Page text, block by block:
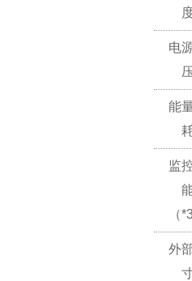
电
能
监
（
外